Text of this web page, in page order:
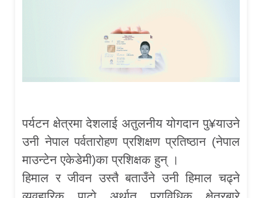
पर्यटन क्षेत्रमा देशलाई अतुलनीय योगदान पु¥याउने
उनी नेपाल पर्वतारोहण प्रशिक्षण प्रतिष्ठान (नेपाल
माउन्टेन एकेडेमी)का प्रशिक्षक हुन् ।
हिमाल र जीवन उस्तै बताउँने उनी हिमाल चढ्ने